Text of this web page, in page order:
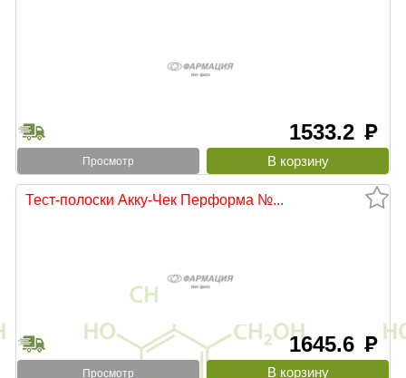
1533.2 руб
Просмотр
Тест-полоски Акку-Чек Перформа №...
1645.6 руб
Просмотр